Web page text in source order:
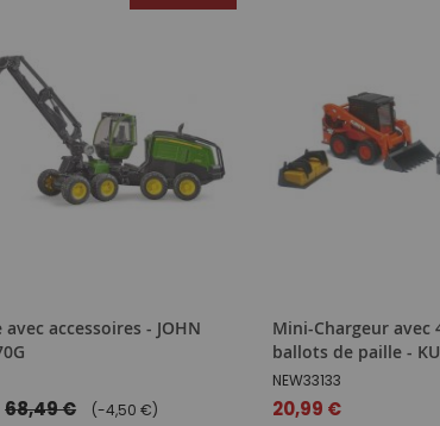
accessoires - JOHN
68,49 € (-4,50 €)
Mini-Chargeur avec
ballots de paille -
NEW33133
20,99 €